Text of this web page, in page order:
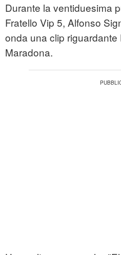
Durante la ventiduesima
Fratello Vip 5, Alfonso
onda una clip
Maradona.